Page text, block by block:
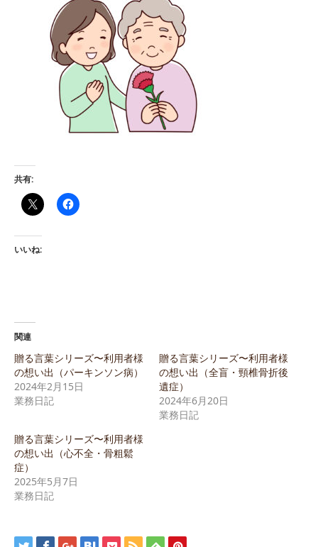
共有:
いいね:
関連
贈る言葉シリーズ〜利用者様
の想い出（パーキンソン病）
2024年2月15日
業務日記
贈る言葉シリーズ〜利用者様
の想い出（全盲・頸椎骨折後
遺症）
2024年6月20日
業務日記
贈る言葉シリーズ〜利用者様
の想い出（心不全・骨粗鬆
症）
2025年5月7日
業務日記